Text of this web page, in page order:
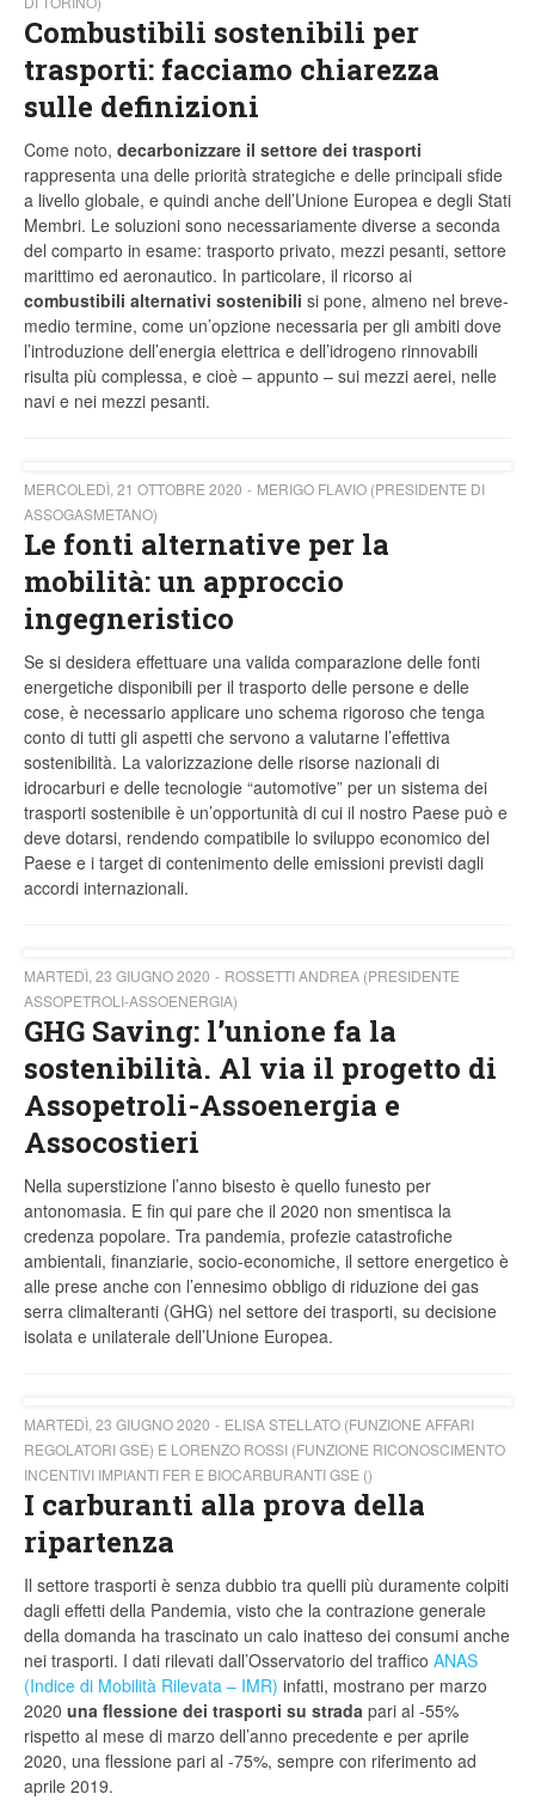
Combustibili sostenibili per
trasporti: facciamo chiarezza
sulle definizioni
Come noto, decarbonizzare il settore dei trasporti
rappresenta una delle priorità strategiche e delle principali sfide
a livello globale, e quindi anche dell’Unione Europea e degli Stati
Membri. Le soluzioni sono necessariamente diverse a seconda
del comparto in esame: trasporto privato, mezzi pesanti, settore
marittimo ed aeronautico. In particolare, il ricorso ai
combustibili alternativi sostenibili si pone, almeno nel breve-
medio termine, come un’opzione necessaria per gli ambiti dove
l’introduzione dell’energia elettrica e dell’idrogeno rinnovabili
risulta più complessa, e cioè – appunto – sui mezzi aerei, nelle
navi e nei mezzi pesanti.
MERCOLEDÌ, 21 OTTOBRE 2020
MERIGO FLAVIO (PRESIDENTE DI
ASSOGASMETANO)
Le fonti alternative per la
mobilità: un approccio
ingegneristico
Se si desidera effettuare una valida comparazione delle fonti
energetiche disponibili per il trasporto delle persone e delle
cose, è necessario applicare uno schema rigoroso che tenga
conto di tutti gli aspetti che servono a valutarne l’effettiva
sostenibilità. La valorizzazione delle risorse nazionali di
idrocarburi e delle tecnologie “automotive” per un sistema dei
trasporti sostenibile è un’opportunità di cui il nostro Paese può e
deve dotarsi, rendendo compatibile lo sviluppo economico del
Paese e i target di contenimento delle emissioni previsti dagli
accordi internazionali.
MARTEDÌ, 23 GIUGNO 2020
ROSSETTI ANDREA (PRESIDENTE
ASSOPETROLI-ASSOENERGIA)
GHG Saving: l’unione fa la
sostenibilità. Al via il progetto di
Assopetroli-Assoenergia e
Assocostieri
Nella superstizione l’anno bisesto è quello funesto per
antonomasia. E fin qui pare che il 2020 non smentisca la
credenza popolare. Tra pandemia, profezie catastrofiche
ambientali, finanziarie, socio-economiche, il settore energetico è
alle prese anche con l’ennesimo obbligo di riduzione dei gas
serra climalteranti (GHG) nel settore dei trasporti, su decisione
isolata e unilaterale dell’Unione Europea.
MARTEDÌ, 23 GIUGNO 2020
ELISA STELLATO (FUNZIONE AFFARI
REGOLATORI GSE) E LORENZO ROSSI (FUNZIONE RICONOSCIMENTO
INCENTIVI IMPIANTI FER E BIOCARBURANTI GSE ()
I carburanti alla prova della
ripartenza
Il settore trasporti è senza dubbio tra quelli più duramente colpiti
dagli effetti della Pandemia, visto che la contrazione generale
della domanda ha trascinato un calo inatteso dei consumi anche
nei trasporti. I dati rilevati dall’Osservatorio del traffico ANAS
(Indice di Mobilità Rilevata – IMR) infatti, mostrano per marzo
2020 una flessione dei trasporti su strada pari al -55%
rispetto al mese di marzo dell’anno precedente e per aprile
2020, una flessione pari al -75%, sempre con riferimento ad
aprile 2019.